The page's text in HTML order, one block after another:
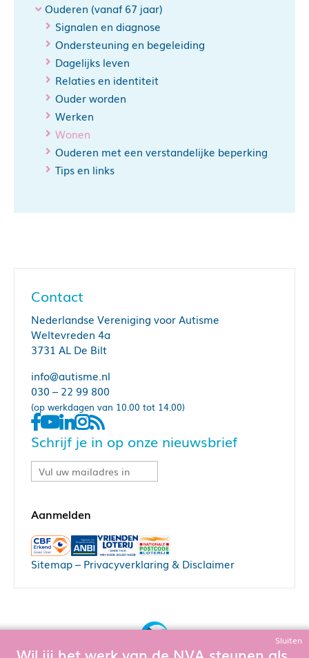
Ouderen (vanaf 67 jaar)
Signalen en diagnose
Ondersteuning en begeleiding
Dagelijks leven
Relaties en identiteit
Ouder worden
Werken
Wonen
Ouderen met een verstandelijke beperking
Tips en links
Contact
Nederlandse Vereniging voor Autisme
Weltevreden 4a
3731 AL De Bilt
info@autisme.nl
030 – 22 99 800
(op werkdagen van 10.00 tot 14.00)
Schrijf je in op onze nieuwsbrief
Sitemap– Privacyverklaring & Disclaimer
Sluiten